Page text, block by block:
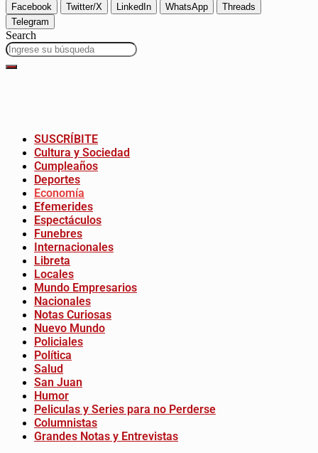
Facebook Twitter/X LinkedIn WhatsApp
Threads
Telegram
Search
SUSCRÍBITE
Cultura y Sociedad
Cumpleaños
Deportes
Economía
Efemerides
Espectáculos
Funebres
Internacionales
Libreta
Locales
Mundo Empresarios
Nacionales
Notas Curiosas
Nuevo Mundo
Policiales
Política
Salud
San Juan
Humor
Peliculas y Series para no Perderse
Columnistas
Grandes Notas y Entrevistas